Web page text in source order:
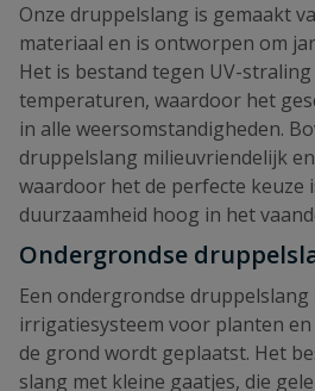
Onze druppelslang is gemaakt
materiaal en is ontworpen om
Het is bestand tegen UV-
temperaturen, waardoor het
in alle weersomstandigheden.
druppelslang milieuvriendelijk
waardoor het de perfecte keuze
duurzaamheid hoog in het
Ondergrondse
Een ondergrondse druppelslang
irrigatiesysteem voor planten
de grond wordt geplaatst. Het
slang met kleine gaatjes, die